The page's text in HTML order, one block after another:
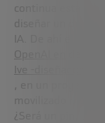
continua está
diseñar un
OpenAI en
, en un proyecto
movilizado más
¿Será un pin,